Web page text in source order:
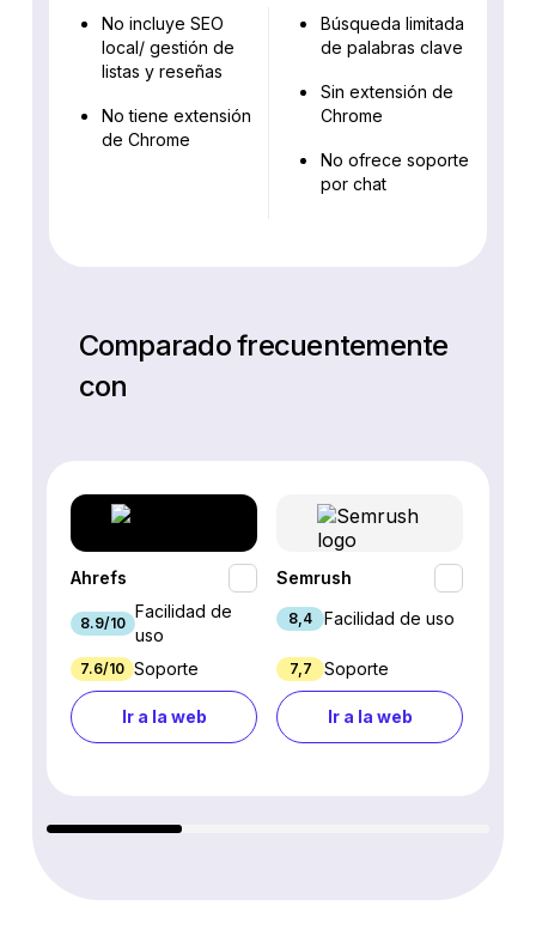
No incluye SEO
local/ gestión de
listas y reseñas
No tiene extensión
de Chrome
Búsqueda limitada
de palabras clave
Sin extensión de
Chrome
No ofrece soporte
por chat
Comparado frecuentemente
con
Ahrefs
8.9/10
Facilidad de
uso
7.6/10 Soporte
Ir a la web
Semrush
8,4 Facilidad de uso
7,7 Soporte
Ir a la web